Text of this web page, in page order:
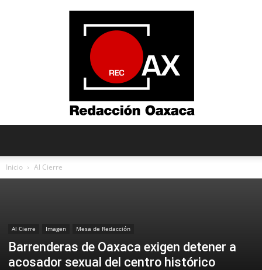
Inicio Al Cierre
Al Cierre Imagen Mesa de Redacción
Barrenderas de Oaxaca exigen detener a
acosador sexual del centro histórico